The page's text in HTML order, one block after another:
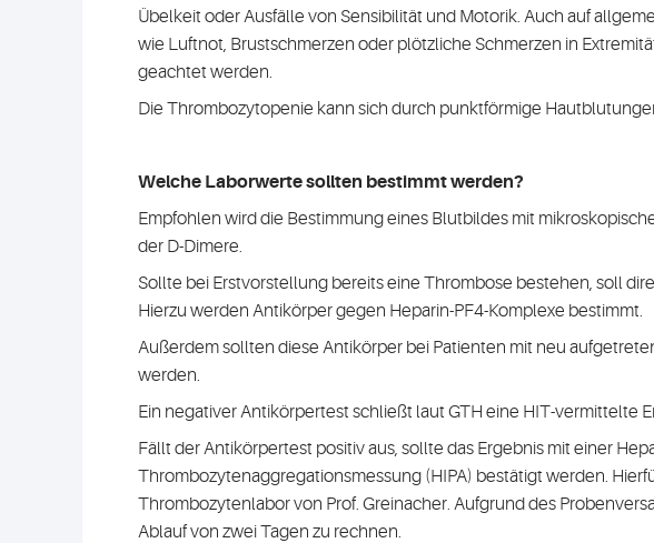
Übelkeit oder Ausfälle von Sensibilität und Motorik. Auch auf
wie Luftnot, Brustschmerzen oder plötzliche Schmerzen in
geachtet werden.
Die Thrombozytopenie kann sich durch punktförmige
Welche Laborwerte sollten bestimmt werden?
Empfohlen wird die Bestimmung eines Blutbildes mit
der D-Dimere.
Sollte bei Erstvorstellung bereits eine Thrombose bestehen, soll
Hierzu werden Antikörper gegen Heparin-PF4-Komplexe bestimmt.
Außerdem sollten diese Antikörper bei Patienten mit neu
werden.
Ein negativer Antikörpertest schließt laut GTH eine HIT-vermittelte
Fällt der Antikörpertest positiv aus, sollte das Ergebnis mit einer
Thrombozytenaggregationsmessung (HIPA) bestätigt werden.
Thrombozytenlabor von Prof. Greinacher. Aufgrund des
Ablauf von zwei Tagen zu rechnen.